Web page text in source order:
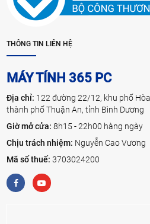
THÔNG TIN LIÊN HỆ
MÁY TÍNH 365 PC
Địa chỉ: 122 đường 22/12, khu phố
thành phố Thuận An, tỉnh Bình Dương
Giờ mở cửa:8h15 - 22h00 hàng ngày
Chịu trách nhiệm: Nguyễn Cao Vương
Mã số thuế:3703024200